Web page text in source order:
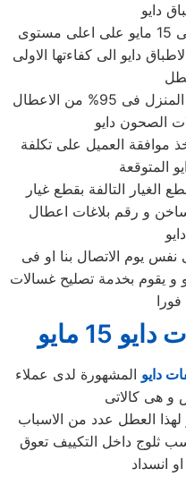
دايو
مركز صيانة غسالات اطباق دايو فى 15 مايو على اعلى مستوى
دايو الى كفاءتها الاولى
اتصل نصلك فورا و الصيانة تتم فى المنزل فى 95% من الاعطال
الصحون دايو
المتوقعة
الغيار التالفة بقطع غيار
و رقم بلاغات اعطال
يوم الاتصال بنا او فى
و يقوم بخدمة تصليح غسالات
15 مايو
دايو المشهورة لدى عملاء
هى كالاتى
لهذا العطل عدد من الاسباب
ثلوج داخل التكييف تعوق
انسداد